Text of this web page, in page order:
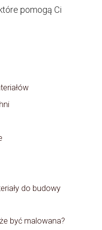
pomogą Ci
do budowy
być malowana?